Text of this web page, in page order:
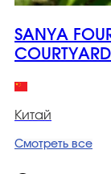
SANYA
Китай
Смотреть все